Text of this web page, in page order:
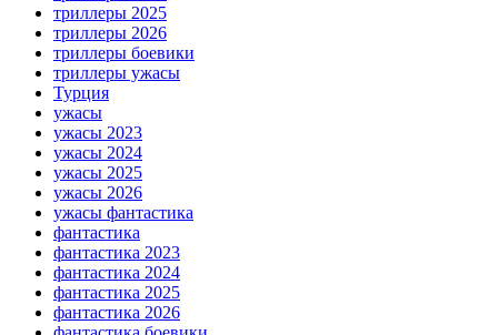
триллеры 2025
триллеры 2026
триллеры боевики
триллеры ужасы
Турция
ужасы
ужасы 2023
ужасы 2024
ужасы 2025
ужасы 2026
ужасы фантастика
фантастика
фантастика 2023
фантастика 2024
фантастика 2025
фантастика 2026